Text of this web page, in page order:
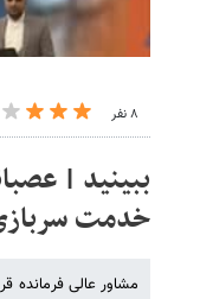
۸ نفر
ببینید |
خدمت
مشاور عالی فرمانده